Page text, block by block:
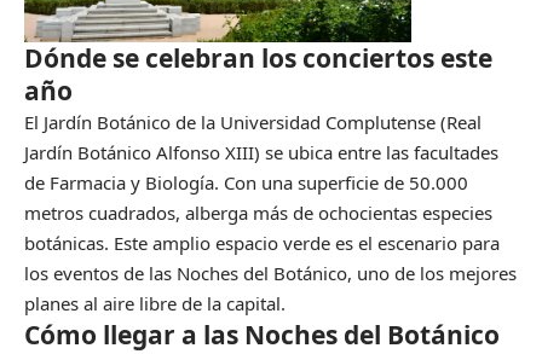
Dónde se celebran los conciertos este
año
El Jardín Botánico de la Universidad Complutense (Real
Jardín Botánico Alfonso XIII) se ubica entre las facultades
de Farmacia y Biología. Con una superficie de 50.000
metros cuadrados, alberga más de ochocientas especies
botánicas. Este amplio espacio verde es el escenario para
los eventos de las Noches del Botánico, uno de los mejores
planes al aire libre de la capital.
Cómo llegar a las Noches del Botánico